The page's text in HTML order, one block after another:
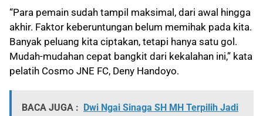
“Para pemain sudah tampil maksimal, dari awal hingga
akhir. Faktor keberuntungan belum memihak pada kita.
Banyak peluang kita ciptakan, tetapi hanya satu gol.
Mudah-mudahan cepat bangkit dari kekalahan ini,” kata
pelatih Cosmo JNE FC, Deny Handoyo.
BACA JUGA : Dwi Ngai Sinaga SH MH Terpilih Jadi